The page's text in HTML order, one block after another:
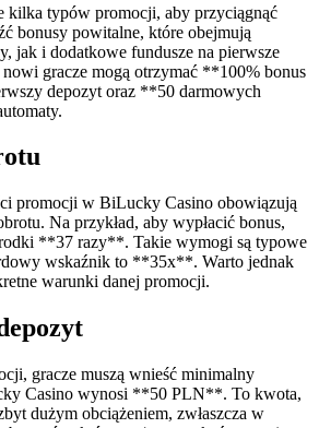
kilka typów promocji, aby przyciągnąć
bonusy powitalne, które obejmują
jak i dodatkowe fundusze na pierwsze
gracze mogą otrzymać **100% bonus
depozyt oraz **50 darmowych
promocji w BiLucky Casino obowiązują
Na przykład, aby wypłacić bonus,
**37 razy**. Takie wymogi są typowe
wskaźnik to **35x**. Warto jednak
warunki danej promocji.
gracze muszą wnieść minimalny
Casino wynosi **50 PLN**. To kwota,
dużym obciążeniem, zwłaszcza w